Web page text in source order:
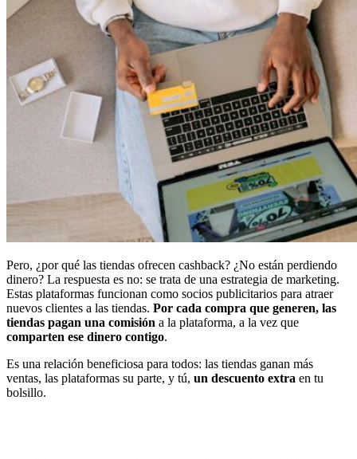
Pero, ¿por qué las tiendas ofrecen cashback? ¿No están perdiendo
dinero? La respuesta es no: se trata de una estrategia de marketing.
Estas plataformas funcionan como socios publicitarios para atraer
nuevos clientes a las tiendas. Por cada compra que generen, las
tiendas pagan una comisión a la plataforma, a la vez que
comparten ese dinero contigo.
Es una relación beneficiosa para todos: las tiendas ganan más
ventas, las plataformas su parte, y tú, un descuento extra en tu
bolsillo.